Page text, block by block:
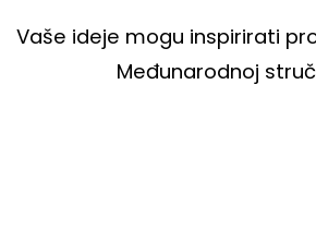
Vaše ideje mogu inspirirati
Međunarodnoj